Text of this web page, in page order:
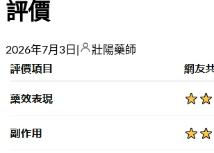
評價
2026年7月3日 壯陽藥師